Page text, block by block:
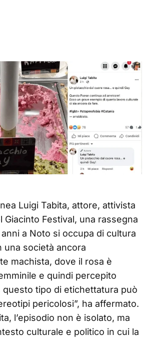
Luigi Tabita, attore, attivista
Giacinto Festival, una rassegna
a Noto si occupa di cultura
una società ancora
machista, dove il rosa è
e quindi percepito
questo tipo di etichettatura può
pericolosi”, ha affermato.
l’episodio non è isolato, ma
culturale e politico in cui la